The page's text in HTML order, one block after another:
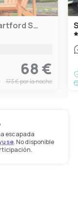
Howard Johnson by Wyndham Hartford South – Rocky Hill
68 €
173 €por la noche
escapada
. No disponible